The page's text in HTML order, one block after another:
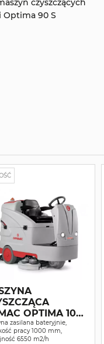
czyszczących
Optima 90 S
OPTIMA 100
zasilana bateryjnie,
pracy 1000 mm,
6550 m2/h